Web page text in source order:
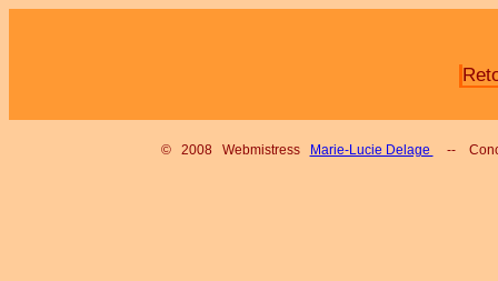
© 2008 Webmistress Marie-Lucie Delage --